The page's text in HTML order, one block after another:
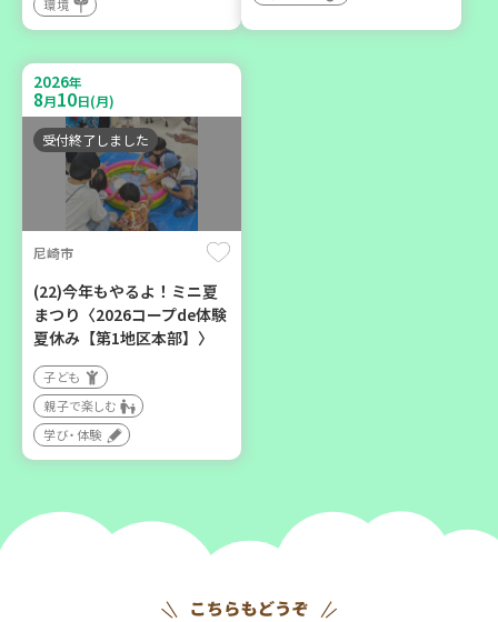
神戸市兵庫区
【第3地区本部】ほっとひと
いき 親子でゆったりタイ
ム♪(毎月開催予定)
子ども
親子で楽しむ
学び・体験
カフェ・つどい場
環境
2026年
8月10日(月)
受付終了しました
尼崎市
(22)今年もやるよ！ミニ夏
まつり〈2026コープde体験
夏休み【第1地区本部】〉
子ども
親子で楽しむ
学び・体験